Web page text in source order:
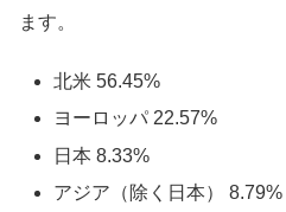
ます。
北米 56.45%
ヨーロッパ 22.57%
日本 8.33%
アジア（除く日本） 8.79%